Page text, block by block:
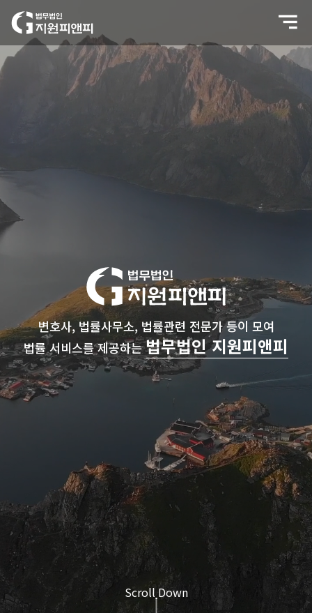
변호사, 법률사무소, 법률관련 전문가 등이 모여
법률 서비스를 제공하는법무법인 지원피앤피
Scroll Down